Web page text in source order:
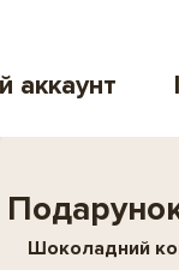
аккаунт
Шоколадний